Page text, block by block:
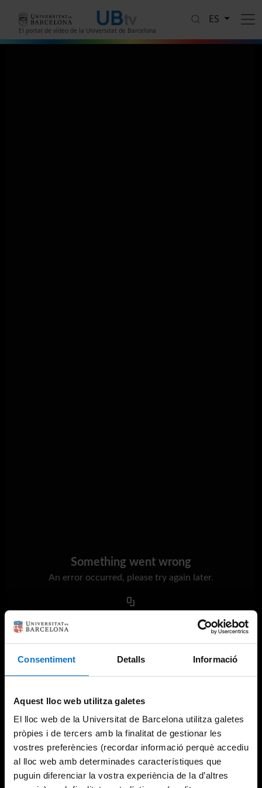
Consentiment Detalls Informació
Aquest lloc web utilitza galetes
El lloc web de la Universitat de Barcelona utilitza galetes
pròpies i de tercers amb la finalitat de gestionar les
vostres preferències (recordar informació perquè accediu
al lloc web amb determinades característiques que
puguin diferenciar la vostra experiència de la d’altres
El portal de vídeo de la Universitat de Barcelona
ES
Something went wrong
An error occurred, please try again later.